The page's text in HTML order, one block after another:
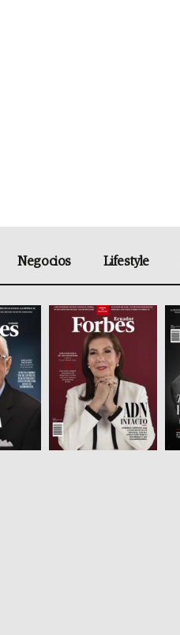
Negocios Lifestyle